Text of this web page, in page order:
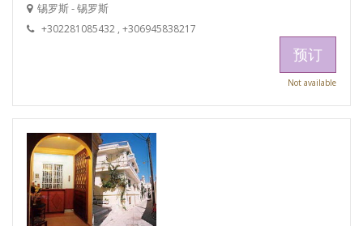
锡罗斯 - 锡罗斯
+302281085432 , +306945838217
预订
Not available